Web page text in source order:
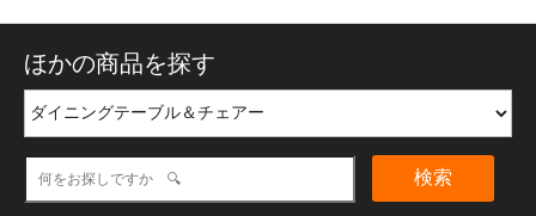
ほかの商品を探す
検索